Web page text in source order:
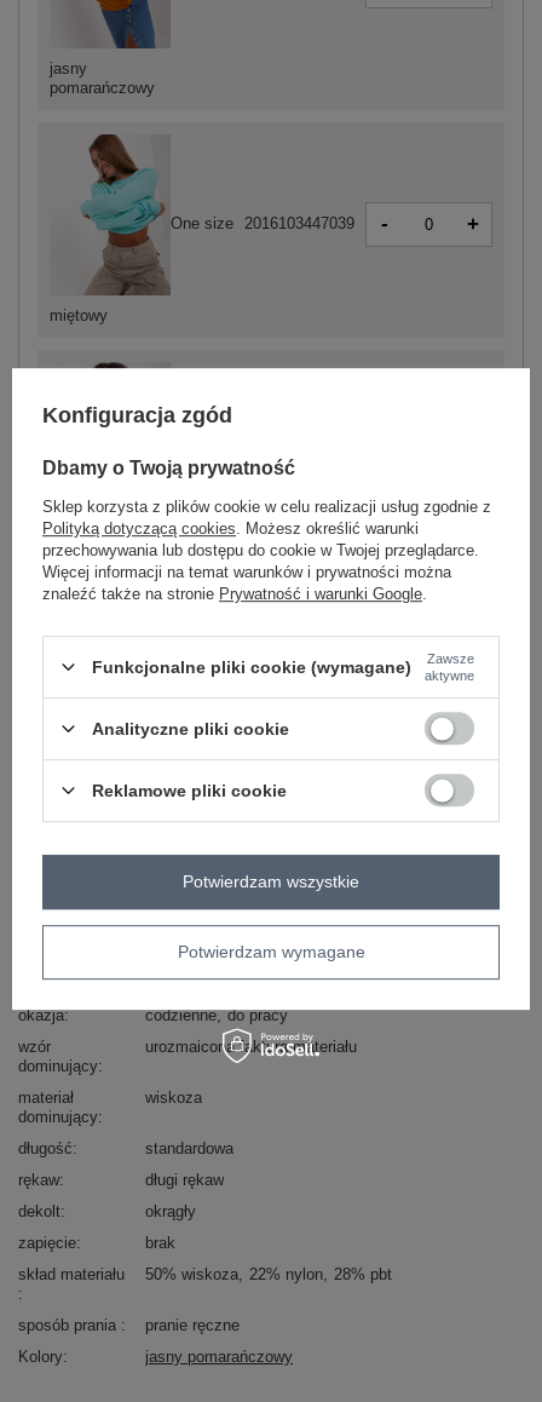
miętowy
One size 2016103447039 - +
jasny beżowy
jasny
pomarańczowy
Masz pytanie? Chętnie pomożemy.
Zadzwoń+48 601 547 740 Zadaj pytanie
WOOL FASHION ITALIA
styl
casual
okazja
codzienne do pracy
wzór
dominujący
urozmaicona faktura materiału
materiał
dominujący
wiskoza
długość
standardowa
rękaw
długi rękaw
dekolt
okrągły
zapięcie
brak
skład materiału
50% wiskoza 22% nylon 28% pbt
sposób prania
pranie ręczne
Kolory
jasny pomarańczowy
Konfiguracja zgód
Dbamy o Twoją prywatność
Sklep korzysta z plików cookie w celu realizacji usług zgodnie z
Polityką dotyczącą cookies . Możesz określić warunki
przechowywania lub dostępu do cookie w Twojej przeglądarce.
Więcej informacji na temat warunków i prywatności można
znaleźć także na stronie Prywatność i warunki Google
Funkcjonalne pliki cookie (wymagane)
Zawsze
aktywne
Analityczne pliki cookie
Reklamowe pliki cookie
Potwierdzam wymagane
Potwierdzam wszystkie